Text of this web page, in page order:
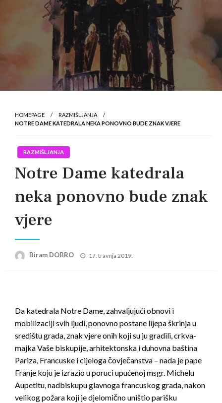
HOMEPAGE
RAZMIŠLJANJA
NOTRE DAME KATEDRALA NEKA PONOVNO BUDE ZNAK VJERE
RAZMIŠLJANJA
Notre Dame katedrala
neka ponovno bude znak
vjere
Biram DOBRO
Posted
17. travnja 2019.
Da katedrala Notre Dame, zahvaljujući obnovi i
mobilizaciji svih ljudi, ponovno postane lijepa škrinja u
središtu grada, znak vjere onih koji su ju gradili, crkva-
majka Vaše biskupije, arhitektonska i duhovna baština
Pariza, Francuske i cijeloga čovječanstva – nada je pape
Franje koju je izrazio u poruci upućenoj msgr. Michelu
Aupetitu, nadbiskupu glavnoga francuskog grada, nakon
velikog požara koji je djelomično uništio parišku